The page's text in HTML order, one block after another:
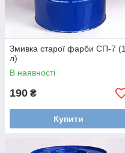
Змивка старої фарби СП-7 (1
л)
В наявності
190 ₴
Купити